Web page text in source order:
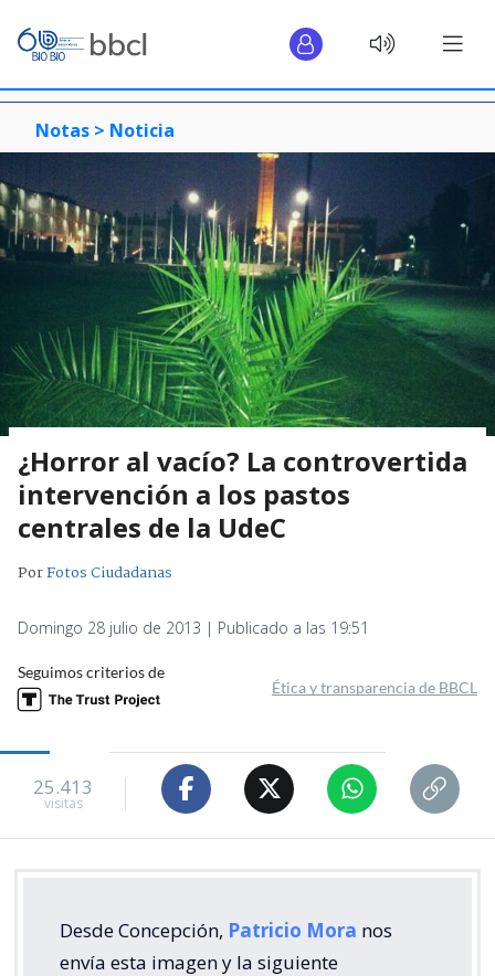
Notas > Noticia
¿Horror al vacío? La controvertida
intervención a los pastos
centrales de la UdeC
PorFotos Ciudadanas
Domingo 28 julio de 2013 | Publicado a las 19:51
Seguimos criterios de
Ética y transparencia de BBCL
25.413
visitas
Desde Concepción, Patricio Mora nos
envía esta imagen y la siguiente